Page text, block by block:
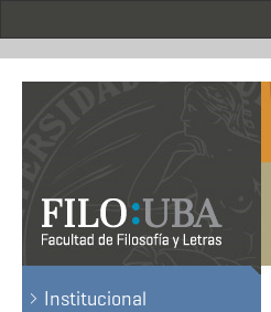
Institucional